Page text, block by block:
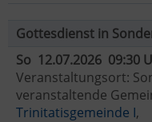
Gottesdienst in
So 12.07.2026 09:30
Veranstaltungsort:
veranstaltende
Trinitatisgemeinde I,